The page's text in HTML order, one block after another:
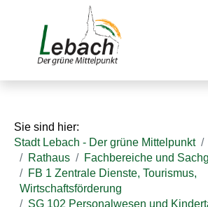
u
h
K
Sie sind hier:
Stadt Lebach - Der grüne Mittelpunkt
Rathaus
Fachbereiche und
FB 1 Zentrale Dienste, Tourismus,
Wirtschaftsförderung
SG 102 Personalwesen und